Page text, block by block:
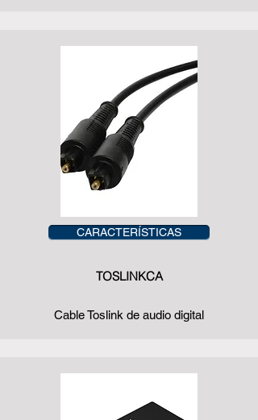
CARACTERÍSTICAS
TOSLINKCA
Cable Toslink de audio digital